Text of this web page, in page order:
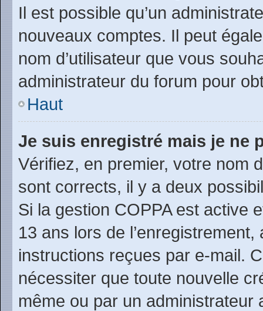
Il est possible qu’un
nouveaux comptes. Il peut
nom d’utilisateur que vous
administrateur du forum pour
Haut
Je suis enregistré mais je ne
Vérifiez, en premier, votre nom
sont corrects, il y a deux
Si la gestion COPPA est active
13 ans lors de
instructions reçues par e-mail.
nécessiter que toute nouvelle
même ou par un